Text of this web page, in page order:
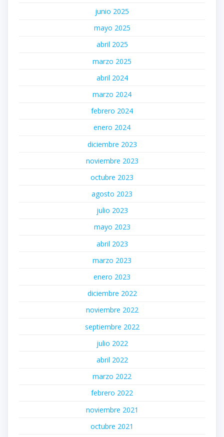
junio 2025
mayo 2025
abril 2025
marzo 2025
abril 2024
marzo 2024
febrero 2024
enero 2024
diciembre 2023
noviembre 2023
octubre 2023
agosto 2023
julio 2023
mayo 2023
abril 2023
marzo 2023
enero 2023
diciembre 2022
noviembre 2022
septiembre 2022
julio 2022
abril 2022
marzo 2022
febrero 2022
noviembre 2021
octubre 2021